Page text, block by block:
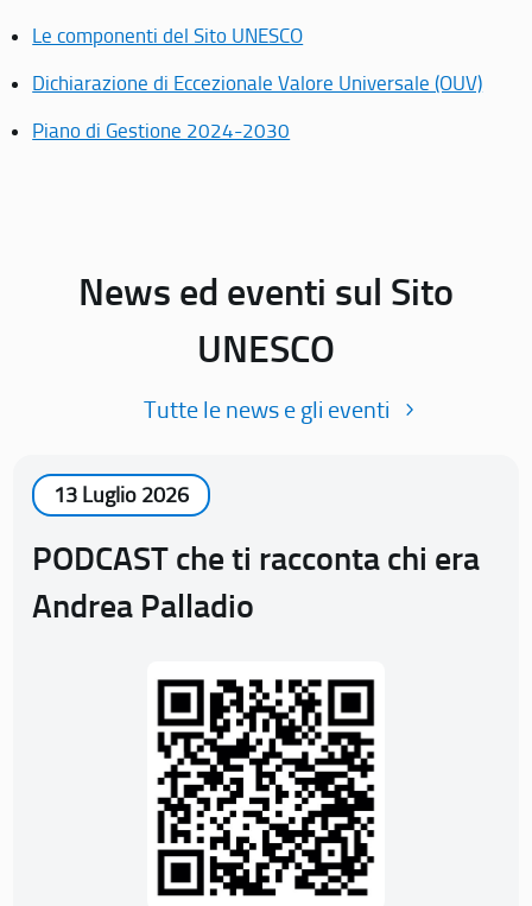
Le componenti del Sito UNESCO
Dichiarazione di Eccezionale Valore Universale (OUV)
Piano di Gestione 2024-2030
News ed eventi sul Sito
UNESCO
Tutte le news e gli eventi
13 Luglio 2026
PODCAST che ti racconta chi era
Andrea Palladio